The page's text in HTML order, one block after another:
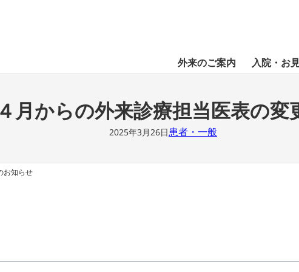
外来のご案内
再診される方 外来診療担当医表と休診案内
入院・お
入院費用について お見舞いされる方 病棟紹介
要・沿革 病院フロアマップ 院内でのお願い
腎臓内科・透析 循環器内科 消化器内科
血
外科 整形外科 泌尿器科 放射線科
検査部 栄養部
月からの外来診療担当医表の変
2025年3月26日患者・一般
お知らせ